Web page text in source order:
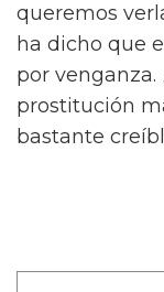
queremos
ha dicho que
por venganza.
prostitución
bastante